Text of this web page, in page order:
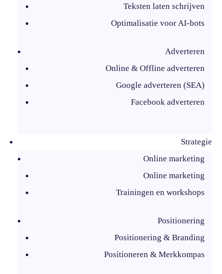
Teksten laten schrijven
Optimalisatie voor AI-bots
Adverteren
Online & Offline adverteren
Google adverteren (SEA)
Facebook adverteren
Strategie
Online marketing
Online marketing
Trainingen en workshops
Positionering
Positionering & Branding
Positioneren & Merkkompas